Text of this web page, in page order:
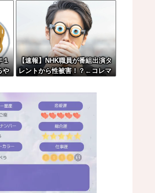
w w w w...
答してしまうw w w...
１
や
【速報】NHK職員が番組出演タ
レントから性被害！？←コレマ